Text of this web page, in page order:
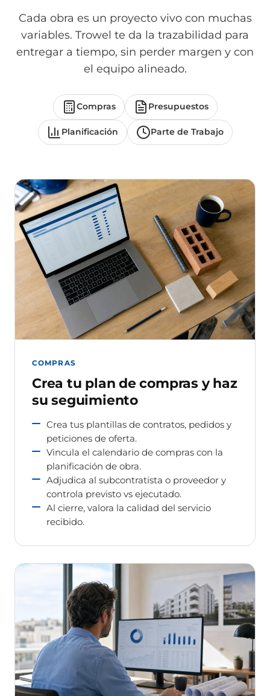
Cada obra es un proyecto vivo con muchas
variables. Trowel te da la trazabilidad para
entregar a tiempo, sin perder margen y con
el equipo alineado.
Compras Presupuestos
Planificación Parte de Trabajo
COMPRAS
Crea tu plan de compras y haz
su seguimiento
Crea tus plantillas de contratos, pedidos y
peticiones de oferta.
Vincula el calendario de compras con la
planificación de obra.
Adjudica al subcontratista o proveedor y
controla previsto vs ejecutado.
Al cierre, valora la calidad del servicio
recibido.